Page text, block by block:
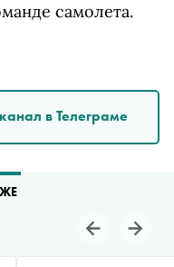
самолета.
в Телеграме